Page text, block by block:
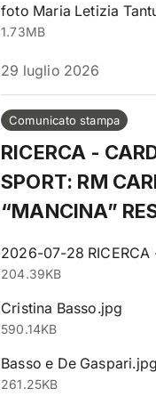
foto Maria Letizia
1.73MB
29 luglio 2026
Comunicato stampa
RICERCA -
SPORT: RM
“MANCINA”
2026-07-28
204.39KB
Cristina Basso.jpg
590.14KB
Basso e De Gaspari.jpg
261.25KB